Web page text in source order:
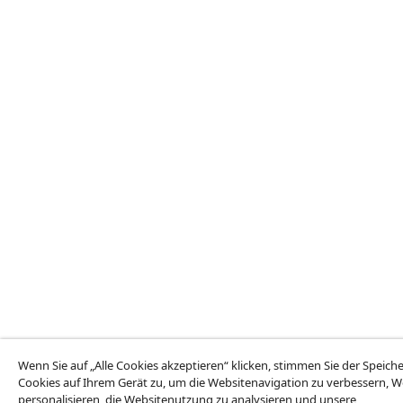
Wenn Sie auf „Alle Cookies akzeptieren“ klicken, stimmen Sie der
Cookies auf Ihrem Gerät zu, um die Websitenavigation zu verbessern,
personalisieren, die Websitenutzung zu analysieren und unsere